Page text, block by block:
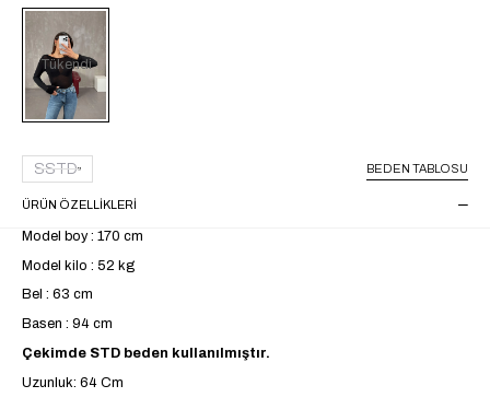
Tükendi
SSTD BEDEN TABLOSU
ÜRÜN ÖZELLIKLERI
Model boy : 170 cm
Model kilo : 52 kg
Bel : 63 cm
Basen : 94 cm
Çekimde STD beden kullanılmıştır.
Uzunluk: 64 Cm